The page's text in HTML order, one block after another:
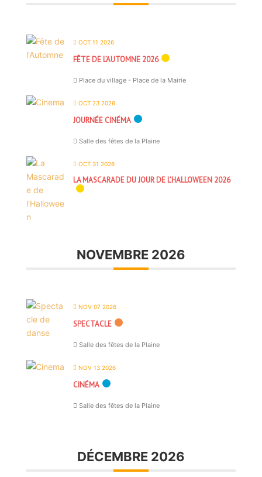
OCT 11 2026
FÊTE DE L’AUTOMNE 2026
Place du village - Place de la Mairie
OCT 23 2026
JOURNÉE CINÉMA
Salle des fêtes de la Plaine
OCT 31 2026
LA MASCARADE DU JOUR DE L’HALLOWEEN 2026
NOVEMBRE 2026
NOV 07 2026
SPECTACLE
Salle des fêtes de la Plaine
NOV 13 2026
CINÉMA
Salle des fêtes de la Plaine
DÉCEMBRE 2026